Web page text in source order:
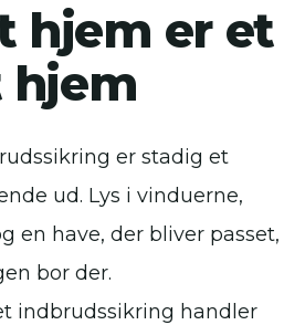
hjem er et
hjem
er stadig et
ud. Lys i vinduerne,
en have, der bliver passet,
bor der.
indbrudssikring handler